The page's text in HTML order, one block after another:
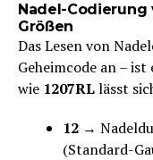
Nadel-Codierung
Größen
Das Lesen von
Geheimcode an –
wie 1207RLlässt
12 →
(Standard-